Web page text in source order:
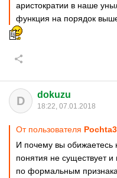
аристократии в наше
функция на порядок
D dokuzu
18:22, 07.01.2018
От пользователя
И почему вы обижаетесь
понятия не существует
по формальным